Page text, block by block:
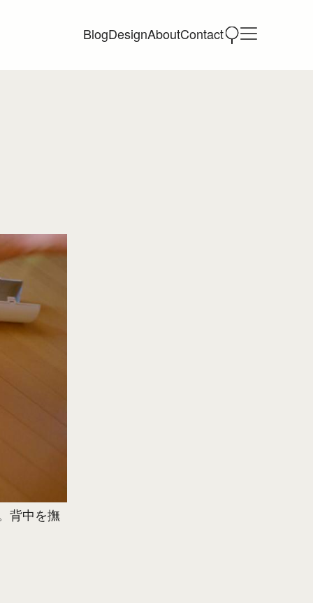
BlogDesignAboutContact
背中を撫